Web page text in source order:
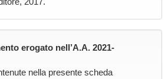
erogato nell’A.A. 2021-
nella presente scheda